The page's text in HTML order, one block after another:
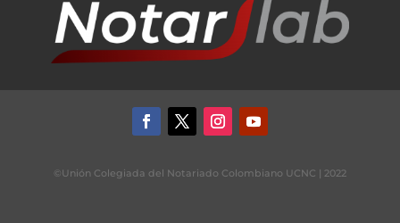
©Unión Colegiada del Notariado Colombiano UCNC | 2022